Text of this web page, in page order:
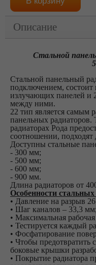
Описание
Cтальной
Cтальной панельный
подключением, состоит
излучающих панелей и
между ними.
22 тип является самым
панельных радиаторов.
радиаторах Рода
соотношении,
Доступны стальные
- 300 мм;
- 500 мм;
- 600 мм;
- 900 мм.
Длина радиаторов от
Особенности
• Давление на разрыв
• Шаг каналов – 33,3 мм;
• Максимальная
• Тестируется каждый
• Фосфатирование
• Чтобы предотвратить
боковые крышки
• Покрытие радиатора